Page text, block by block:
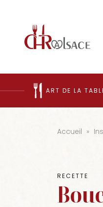
ART DE LA
Accueil »
RECETTE